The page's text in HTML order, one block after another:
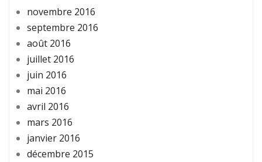
novembre 2016
septembre 2016
août 2016
juillet 2016
juin 2016
mai 2016
avril 2016
mars 2016
janvier 2016
décembre 2015